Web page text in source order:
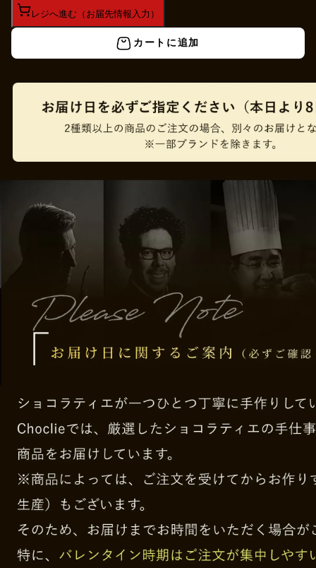
レジへ進む（お届先情報入力）
カートに追加